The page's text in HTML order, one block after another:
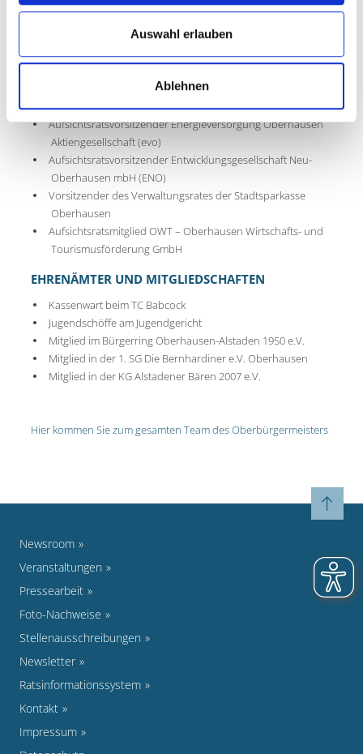
Auswahl erlauben
Ablehnen
Rat der Stadt Oberhausen
Aufsichtsratsvorsitzender Energieversorgung Oberhausen
Aktiengesellschaft (evo)
Aufsichtsratsvorsitzender Entwicklungsgesellschaft Neu-
Oberhausen mbH (ENO)
Vorsitzender des Verwaltungsrates der Stadtsparkasse
Oberhausen
Aufsichtsratsmitglied OWT – Oberhausen Wirtschafts- und
Tourismusförderung GmbH
EHRENÄMTER UND MITGLIEDSCHAFTEN
Kassenwart beim TC Babcock
Jugendschöffe am Jugendgericht
Mitglied im Bürgerring Oberhausen-Alstaden 1950 e.V.
Mitglied in der 1. SG Die Bernhardiner e.V. Oberhausen
Mitglied in der KG Alstadener Bären 2007 e.V.
Hier kommen Sie zum gesamten Team des Oberbürgermeisters
Newsroom
Veranstaltungen
Pressearbeit
Foto-Nachweise
Stellenausschreibungen
Newsletter
Ratsinformationssystem
Kontakt
Impressum